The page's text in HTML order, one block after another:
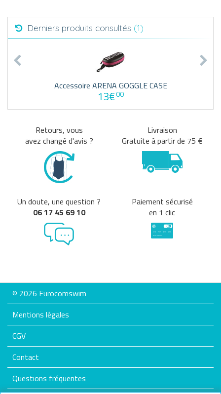
Derniers produits consultés (1)
Accessoire ARENA GOGGLE CASE
13€00
Retours, vous
avez changé d'avis ?
Livraison
Gratuite à partir de 75 €
Un doute, une question ?
06 17 45 69 10
Paiement sécurisé
en 1 clic
© 2026 Eurocomswim
Mentions légales
CGV
Contact
Questions fréquentes